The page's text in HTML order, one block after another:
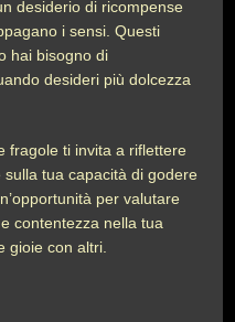
desiderio di ricompense
i sensi. Questi
hai bisogno di
desideri più dolcezza
fragole ti invita a riflettere
tua capacità di godere
per valutare
contentezza nella tua
gioie con altri.